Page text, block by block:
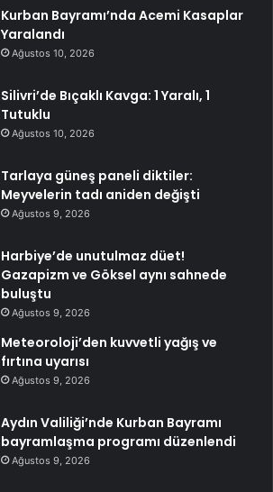
Kurban Bayramı’nda Acemi Kasaplar
Yaralandı
Ağustos 10, 2026
Silivri’de Bıçaklı Kavga: 1 Yaralı, 1
Tutuklu
Ağustos 10, 2026
Tarlaya güneş paneli diktiler:
Meyvelerin tadı aniden değişti
Ağustos 9, 2026
Harbiye’de unutulmaz düet!
Gazapizm ve Göksel aynı sahnede
buluştu
Ağustos 9, 2026
Meteoroloji’den kuvvetli yağış ve
fırtına uyarısı
Ağustos 9, 2026
Aydın Valiliği’nde Kurban Bayramı
bayramlaşma programı düzenlendi
Ağustos 9, 2026